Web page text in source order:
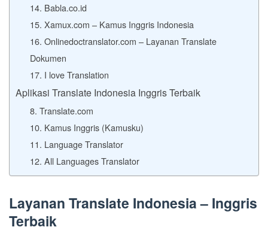
14. Babla.co.id
15. Xamux.com – Kamus Inggris Indonesia
16. Onlinedoctranslator.com – Layanan Translate
Dokumen
17. I love Translation
Aplikasi Translate Indonesia Inggris Terbaik
8. Translate.com
10. Kamus Inggris (Kamusku)
11. Language Translator
12. All Languages Translator
Layanan Translate Indonesia – Inggris
Terbaik